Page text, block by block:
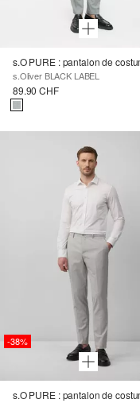
s.Oliver BLACK LABEL
89.90 CHF
-38%